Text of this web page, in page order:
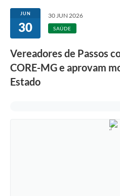
JUN
30
30 JUN 2026
SAÚDE
Vereadores de Passos
CORE-MG e aprovam
Estado